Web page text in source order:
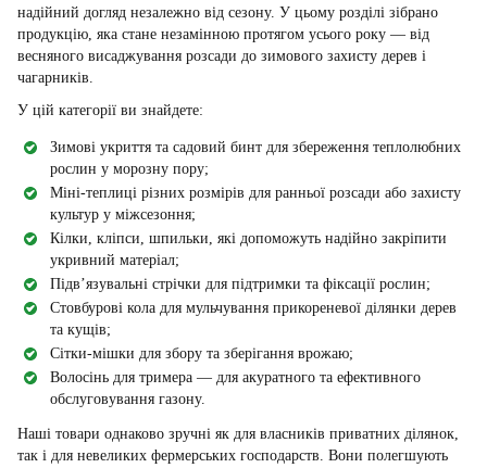
надійний догляд незалежно від сезону. У цьому розділі зібрано
продукцію, яка стане незамінною протягом усього року — від
весняного висаджування розсади до зимового захисту дерев і
чагарників.
У цій категорії ви знайдете:
Зимові укриття та садовий бинт для збереження теплолюбних
рослин у морозну пору;
Міні-теплиці різних розмірів для ранньої розсади або захисту
культур у міжсезоння;
Кілки, кліпси, шпильки, які допоможуть надійно закріпити
укривний матеріал;
Підв’язувальні стрічки для підтримки та фіксації рослин;
Стовбурові кола для мульчування прикореневої ділянки дерев
та кущів;
Сітки-мішки для збору та зберігання врожаю;
Волосінь для тримера — для акуратного та ефективного
обслуговування газону.
Наші товари однаково зручні як для власників приватних ділянок,
так і для невеликих фермерських господарств. Вони полегшують